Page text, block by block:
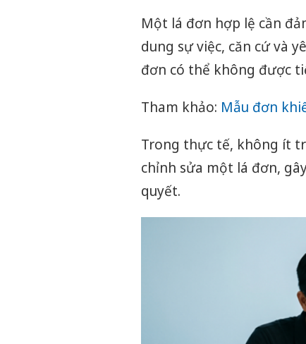
Một lá đơn hợp lệ cần
dung sự việc, căn cứ và
đơn có thể không được
Tham khảo: Mẫu đơn
Trong thực tế, không ít
chỉnh sửa một lá đơn,
quyết.